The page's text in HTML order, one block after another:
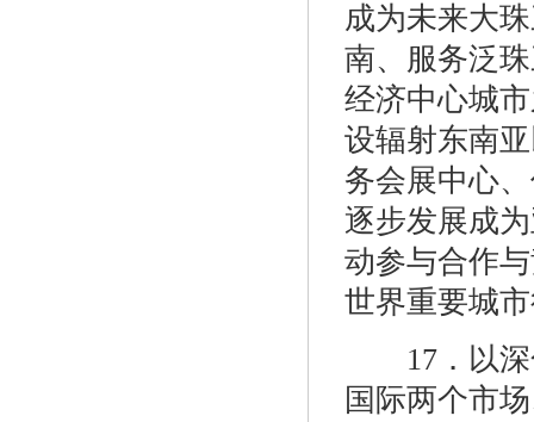
成为未来大
南、服务泛
经济中心城
设辐射东南
务会展中心
逐步发展成
动参与合作
世界重要城
17．以深
国际两个市